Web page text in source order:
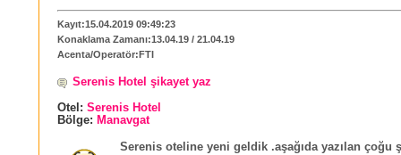
Kayıt:15.04.2019 09:49:23
Konaklama Zamanı:13.04.19 / 21.04.19
Acenta/Operatör:FTI
Serenis Hotel şikayet yaz
Otel: Serenis Hotel
Bölge: Manavgat
Serenis oteline yeni geldik .aşağıda yazılan çoğu